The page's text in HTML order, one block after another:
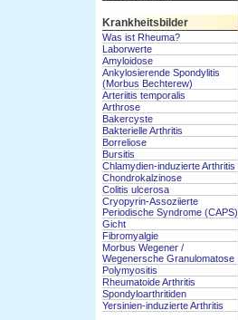
Krankheitsbilder
Was ist Rheuma?
Laborwerte
Amyloidose
Ankylosierende Spondylitis
(Morbus Bechterew)
Arteriitis temporalis
Arthrose
Bakercyste
Bakterielle Arthritis
Borreliose
Bursitis
Chlamydien-induzierte Arthritis
Chondrokalzinose
Colitis ulcerosa
Cryopyrin-Assoziierte
Periodische Syndrome (CAPS)
Gicht
Fibromyalgie
Morbus Wegener /
Wegenersche Granulomatose
Polymyositis
Rheumatoide Arthritis
Spondyloarthritiden
Yersinien-induzierte Arthritis